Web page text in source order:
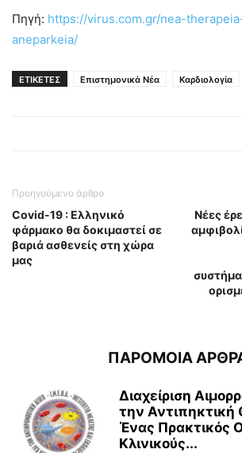
Πηγή: https://virus.com.gr/nea-
aneparkeia/
ΕΤΙΚΕΤΕΣ Επιστημονικά Νέα Καρδιολογία
Προηγούμενο άρθρο
Cοvid-19 : Ελληνικό
φάρμακο θα δοκιμαστεί σε
βαριά ασθενείς στη χώρα
μας
Νέες
ΠΑΡΟΜΟΙΑ
Διαχείριση
την Αντιπηκτική
Ένας Πρακτικός
Κλινικούς...